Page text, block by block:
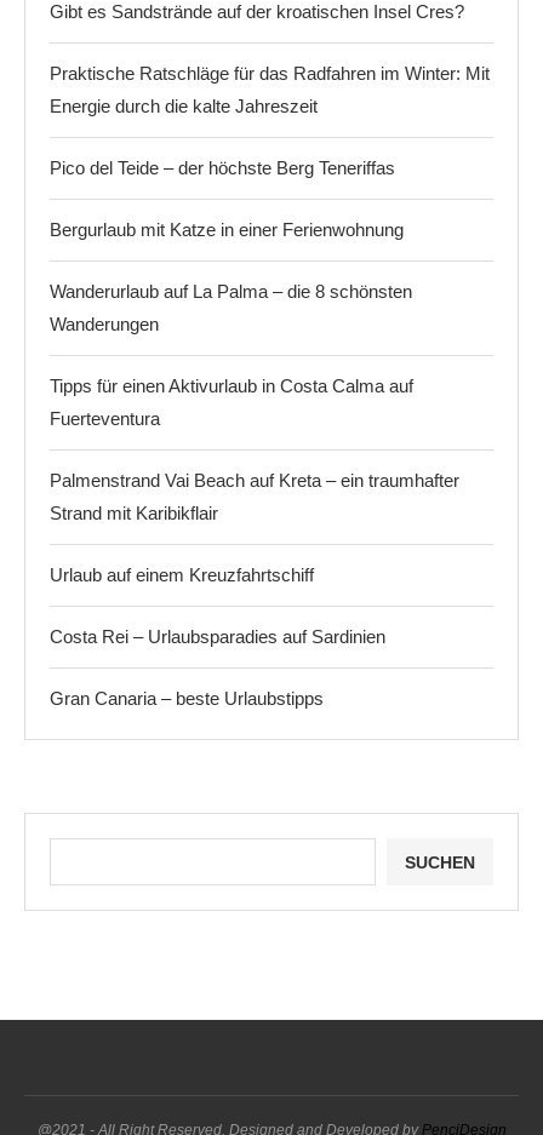
Gibt es Sandstrände auf der kroatischen Insel Cres?
Praktische Ratschläge für das Radfahren im Winter: Mit
Energie durch die kalte Jahreszeit
Pico del Teide – der höchste Berg Teneriffas
Bergurlaub mit Katze in einer Ferienwohnung
Wanderurlaub auf La Palma – die 8 schönsten
Wanderungen
Tipps für einen Aktivurlaub in Costa Calma auf
Fuerteventura
Palmenstrand Vai Beach auf Kreta – ein traumhafter
Strand mit Karibikflair
Urlaub auf einem Kreuzfahrtschiff
Costa Rei – Urlaubsparadies auf Sardinien
Gran Canaria – beste Urlaubstipps
SUCHEN
@2021 - All Right Reserved. Designed and Developed byPenciDesign